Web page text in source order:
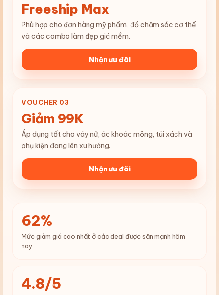
Freeship Max
Phù hợp cho đơn hàng mỹ phẩm, đồ chăm sóc cơ thể
và các combo làm đẹp giá mềm.
Nhận ưu đãi
VOUCHER 03
Giảm 99K
Áp dụng tốt cho váy nữ, áo khoác mỏng, túi xách và
phụ kiện đang lên xu hướng.
Nhận ưu đãi
62%
Mức giảm giá cao nhất ở các deal được săn mạnh hôm
nay
4.8/5